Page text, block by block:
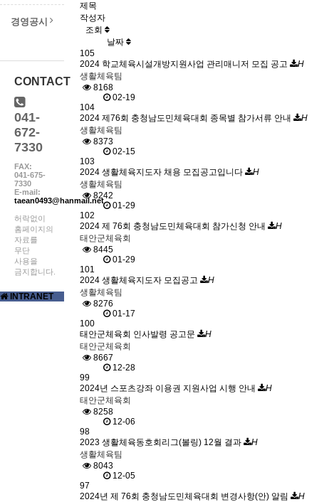
제목
작성자
조회
날짜
105
2024 학교체육시설개방지원사업 관리매니저 모집 공고
H
생활체육팀
8168
02-19
104
2024 제76회 충청남도민체육대회 종목별 참가서류 안내
H
생활체육팀
8373
02-15
103
2024 생활체육지도자 채용 모집공고입니다
H
생활체육팀
8242
01-29
102
2024 제 76회 충청남도민체육대회 참가신청 안내
H
태안군체육회
8445
01-29
101
2024 생활체육지도자 모집공고
H
생활체육팀
8276
01-17
100
태안군체육회 인사발령 공고문
H
태안군체육회
8667
12-28
99
2024년 스포츠강좌 이용권 지원사업 시행 안내
H
태안군체육회
8258
12-06
98
2023 생활체육동호회리그(볼링) 12월 결과
H
생활체육팀
8043
12-05
97
2024년 제 76회 충청남도민체육대회 변경사항(안) 알림
H
경영공시
CONTACT
041-
672-
7330
FAX:
041-675-
7330
E-mail:
taean0493@hanmail.net
허락없이
홈페이지의
자료를
무단
사용을
금지합니다.
INTRANET